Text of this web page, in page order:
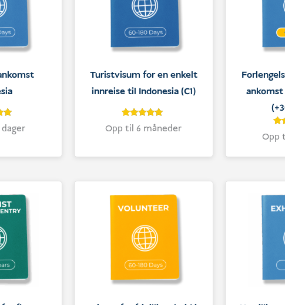
Turistvisum for en enkelt
innreise til Indonesia (C1)
Vurdert
4.9
4.9
kundevurderinger
Opp til 6 måneder
ankomst
4.9
Opp